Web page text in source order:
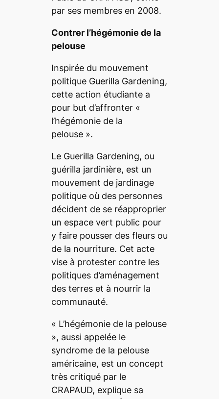
par ses membres en 2008.
Contrer l’hégémonie de la
pelouse
Inspirée du mouvement
politique Guerilla Gardening,
cette action étudiante a
pour but d’affronter «
l’hégémonie de la
pelouse ».
Le Guerilla Gardening, ou
guérilla jardinière, est un
mouvement de jardinage
politique où des personnes
décident de se réapproprier
un espace vert public pour
y faire pousser des fleurs ou
de la nourriture. Cet acte
vise à protester contre les
politiques d’aménagement
des terres et à nourrir la
communauté.
« L’hégémonie de la pelouse
», aussi appelée le
syndrome de la pelouse
américaine, est un concept
très critiqué par le
CRAPAUD, explique sa